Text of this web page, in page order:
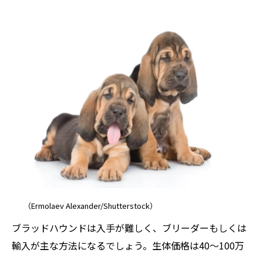
（Ermolaev Alexander/Shutterstock）
ブラッドハウンドは入手が難しく、ブリーダーもしくは
輸入が主な方法になるでしょう。生体価格は40～100万